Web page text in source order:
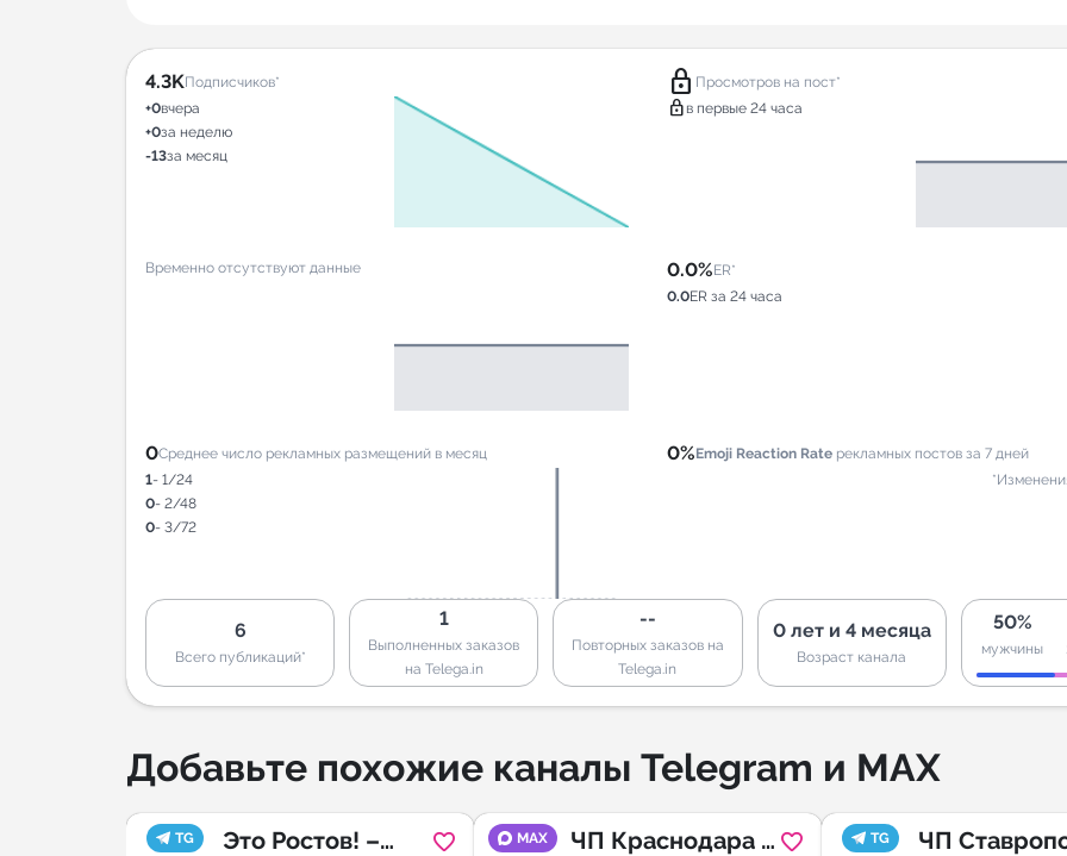
4.3KПодписчиков*
+0вчера
+0за неделю
-13за месяц
lock Просмотров на пост*
lock в первые 24 часа
Временно отсутствуют данные 0.0%ER*
0.0ER за 24 часа
0Среднее число рекламных размещений в месяц
1- 1/24
0- 2/48
0- 3/72
0%Emoji Reaction Rate рекламных постов за 7 дней
6
Всего публикаций*
1
Выполненных заказов
на Telega.in
--
Повторных заказов на
Telega.in
0 лет и 4 месяца
Возраст канала
50%
мужчины
Добавьте похожие каналы Telegram и MAX
TG
Это Ростов! –
MAX
ЧП Краснодара и
TG ЧП